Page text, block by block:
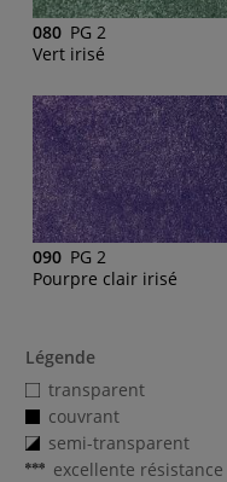
080 PG 2
Vert irisé
090 PG 2
Pourpre clair irisé
Légende
transparent
couvrant
semi-transparent
excellente